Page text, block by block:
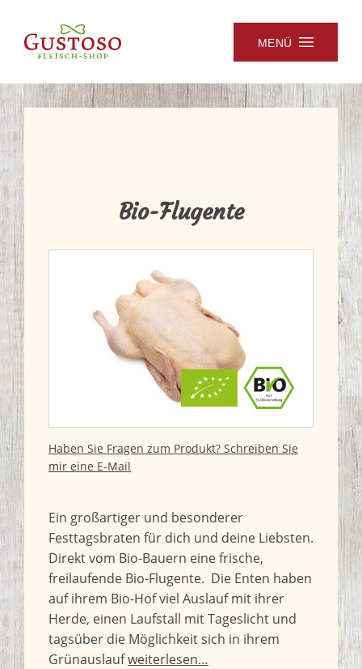
MENÜ
Bio-Flugente
Haben Sie Fragen zum Produkt? Schreiben Sie
mir eine E-Mail
Ein großartiger und besonderer
Festtagsbraten für dich und deine Liebsten.
Direkt vom Bio-Bauern eine frische,
freilaufende Bio-Flugente. Die Enten haben
auf ihrem Bio-Hof viel Auslauf mit ihrer
Herde, einen Laufstall mit Tageslicht und
tagsüber die Möglichkeit sich in ihrem
Grünauslaufweiterlesen…